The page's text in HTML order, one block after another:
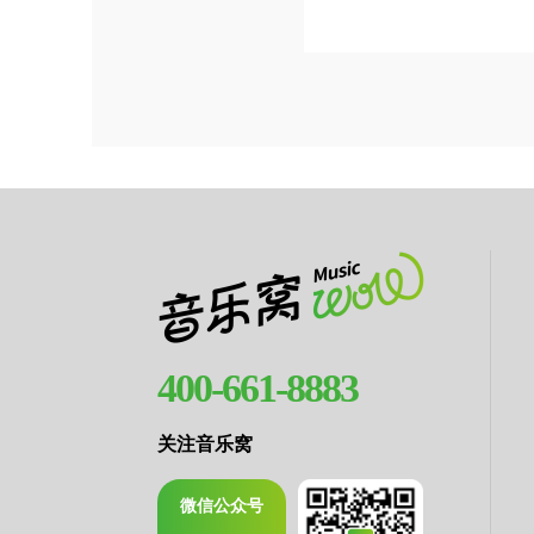
400-661-8883
关注音乐窝
微信公众号